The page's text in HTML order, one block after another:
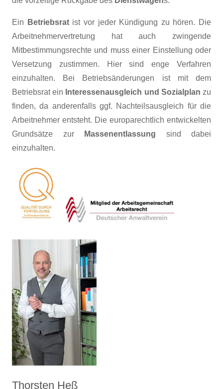
Ein Betriebsratist vor jeder Kündigung zu hören. Die
Arbeitnehmervertretung hat auch zwingende
Mitbestimmungsrechte und muss einer Einstellung oder
Versetzung zustimmen. Hier sind enge Verfahren
einzuhalten. Bei Betriebsänderungen ist mit dem
Betriebsrat ein Interessenausgleich und Sozialplan zu
finden, da anderenfalls ggf. Nachteilsausgleich für die
Arbeitnehmer entsteht. Die europarechtlich entwickelten
Grundsätze zur
Massenentlassung sind dabei
einzuhalten.
Thorsten Heß